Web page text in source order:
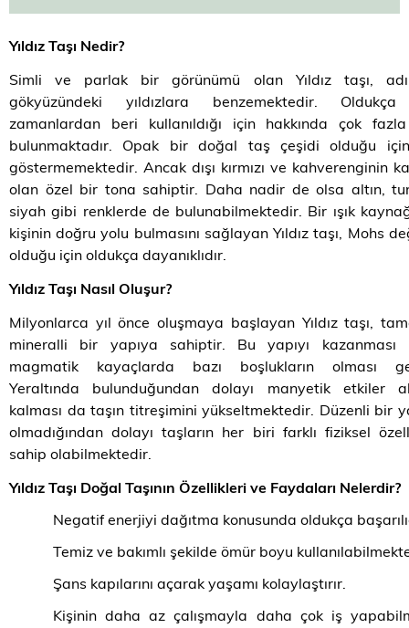
Yıldız Taşı Nedir?
Simli ve parlak bir görünümü olan Yıldız taşı,
gökyüzündeki yıldızlara benzemektedir.
zamanlardan beri kullanıldığı için hakkında çok
bulunmaktadır. Opak bir doğal taş çeşidi olduğu
göstermemektedir. Ancak dışı kırmızı ve kahverenginin
olan özel bir tona sahiptir. Daha nadir de olsa altın,
siyah gibi renklerde de bulunabilmektedir. Bir ışık
kişinin doğru yolu bulmasını sağlayan Yıldız taşı, Mohs
olduğu için oldukça dayanıklıdır.
Yıldız Taşı Nasıl Oluşur?
Milyonlarca yıl önce oluşmaya başlayan Yıldız taşı,
mineralli bir yapıya sahiptir. Bu yapıyı kazanması
magmatik kayaçlarda bazı boşlukların olması
Yeraltında bulunduğundan dolayı manyetik etkiler
kalması da taşın titreşimini yükseltmektedir. Düzenli bir
olmadığından dolayı taşların her biri farklı fiziksel
sahip olabilmektedir.
Yıldız Taşı Doğal Taşının Özellikleri ve Faydaları Nelerdir?
Negatif enerjiyi dağıtma konusunda oldukça
Temiz ve bakımlı şekilde ömür boyu
Şans kapılarını açarak yaşamı kolaylaştırır.
Kişinin daha az çalışmayla daha çok iş